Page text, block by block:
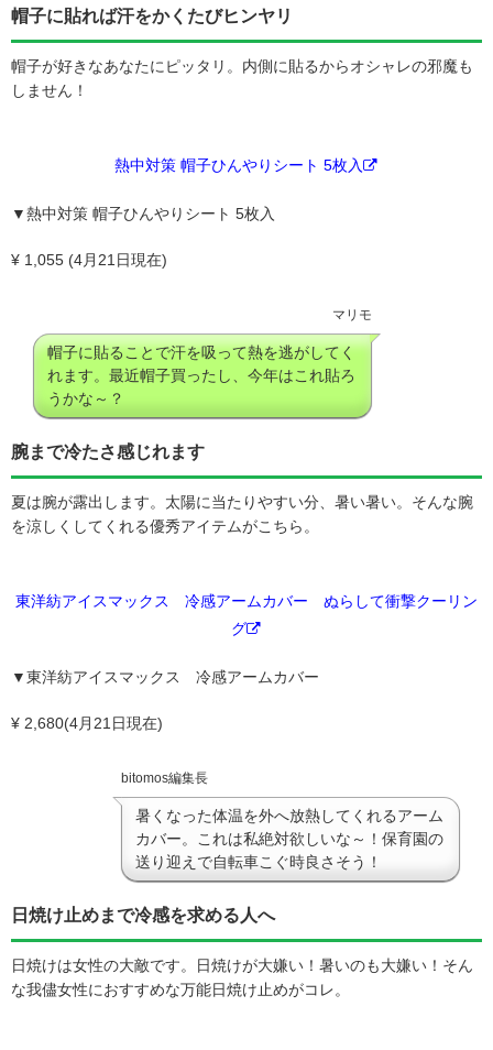
帽子に貼れば汗をかくたびヒンヤリ
帽子が好きなあなたにピッタリ。内側に貼るからオシャレの邪魔も
しません！
熱中対策 帽子ひんやりシート 5枚入
▼熱中対策 帽子ひんやりシート 5枚入
¥ 1,055 (4月21日現在)
マリモ
帽子に貼ることで汗を吸って熱を逃がしてく
れます。最近帽子買ったし、今年はこれ貼ろ
うかな～？
腕まで冷たさ感じれます
夏は腕が露出します。太陽に当たりやすい分、暑い暑い。そんな腕
を涼しくしてくれる優秀アイテムがこちら。
東洋紡アイスマックス 冷感アームカバー ぬらして衝撃クーリン
グ
▼東洋紡アイスマックス 冷感アームカバー
¥ 2,680(4月21日現在)
bitomos編集長
暑くなった体温を外へ放熱してくれるアーム
カバー。これは私絶対欲しいな～！保育園の
送り迎えで自転車こぐ時良さそう！
日焼け止めまで冷感を求める人へ
日焼けは女性の大敵です。日焼けが大嫌い！暑いのも大嫌い！そん
な我儘女性におすすめな万能日焼け止めがコレ。